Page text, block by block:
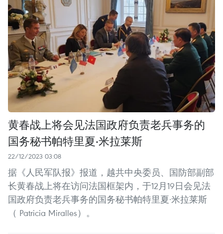
黄春战上将会见法国政府负责老兵事务的
国务秘书帕特里夏·米拉莱斯
22/12/2023 03:08
据《人民军队报》报道，越共中央委员、国防部副部
长黄春战上将在访问法国框架内，于12月19日会见法
国政府负责老兵事务的国务秘书帕特里夏·米拉莱斯
（ Patricia Miralles）。